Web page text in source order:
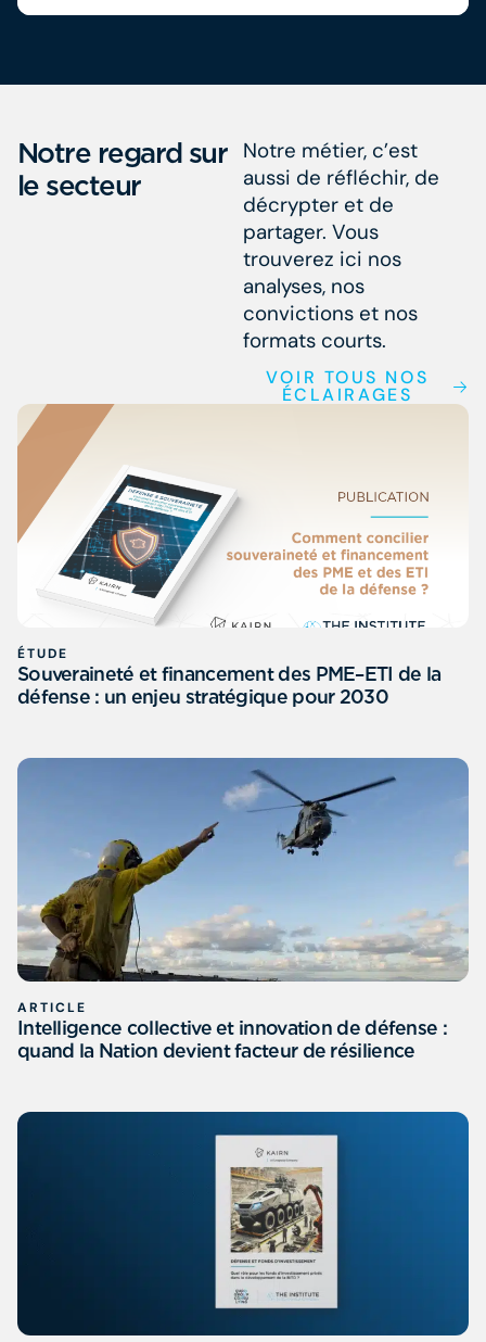
Notre regard sur
le secteur
Notre métier, c’est
aussi de réfléchir, de
décrypter et de
partager. Vous
trouverez ici nos
analyses, nos
convictions et nos
formats courts.
VOIR TOUS NOS
ÉCLAIRAGES
ÉTUDE
Souveraineté et financement des PME–ETI de la
défense : un enjeu stratégique pour 2030
ARTICLE
Intelligence collective et innovation de défense :
quand la Nation devient facteur de résilience